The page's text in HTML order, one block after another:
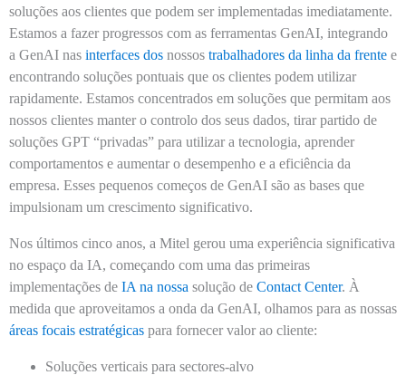
soluções aos clientes que podem ser implementadas imediatamente.
Estamos a fazer progressos com as ferramentas GenAI, integrando
a GenAI nas interfaces dos nossos trabalhadores da linha da frente e
encontrando soluções pontuais que os clientes podem utilizar
rapidamente. Estamos concentrados em soluções que permitam aos
nossos clientes manter o controlo dos seus dados, tirar partido de
soluções GPT “privadas” para utilizar a tecnologia, aprender
comportamentos e aumentar o desempenho e a eficiência da
empresa. Esses pequenos começos de GenAI são as bases que
impulsionam um crescimento significativo.
Nos últimos cinco anos, a Mitel gerou uma experiência significativa
no espaço da IA, começando com uma das primeiras
implementações de IA na nossa solução de Contact Center. À
medida que aproveitamos a onda da GenAI, olhamos para as nossas
áreas focais estratégicas para fornecer valor ao cliente:
Soluções verticais para sectores-alvo